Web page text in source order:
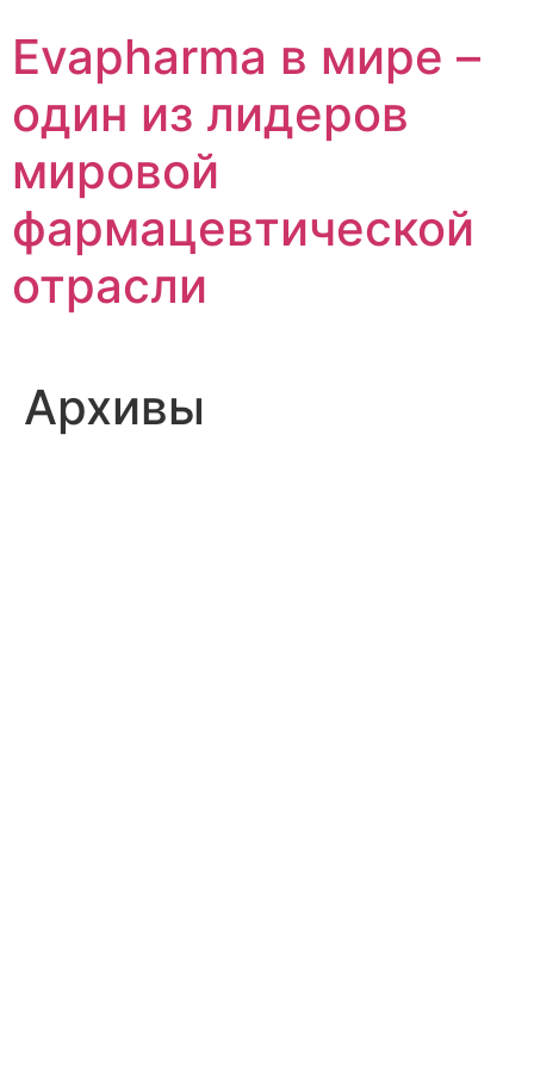
содержимому
Evapharma в мире –
один из лидеров
мировой
фармацевтической
отрасли
Архивы